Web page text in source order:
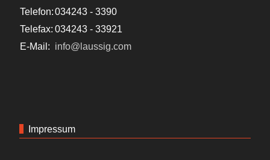
Telefon:034243 - 3390
Telefax: 034243 - 33921
E-Mail: info@laussig.com
Impressum